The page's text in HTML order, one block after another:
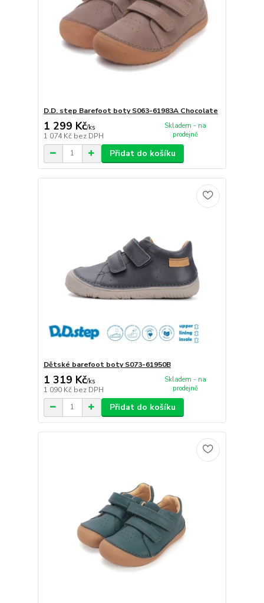
D.D. step Barefoot boty S063-61983A Chocolate
1 299 Kč/ks
1 074 Kč bez DPH
Skladem - na
prodejně
Přidat do košíku
Dětské barefoot boty S073-61950B
1 319 Kč/ks
1 090 Kč bez DPH
Skladem - na
prodejně
Přidat do košíku